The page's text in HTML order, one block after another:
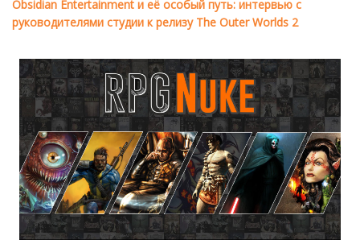
Obsidian Entertainment и её особый путь: интервью с
руководителями студии к релизу The Outer Worlds 2